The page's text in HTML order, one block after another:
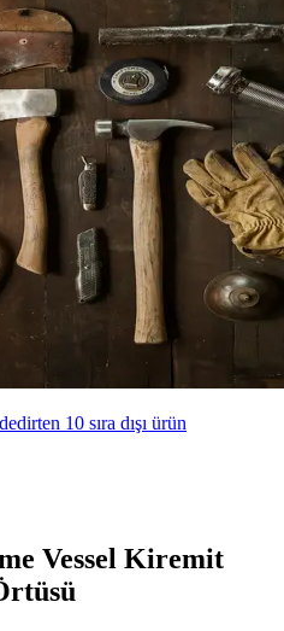
10 sıra dışı ürün
Vessel Kiremit